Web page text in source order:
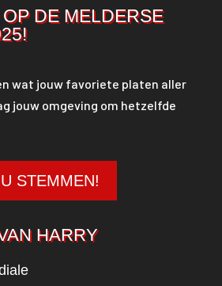
DE MELDERSE
wat jouw favoriete platen aller
jouw omgeving om hetzelfde
STEMMEN!
HARRY